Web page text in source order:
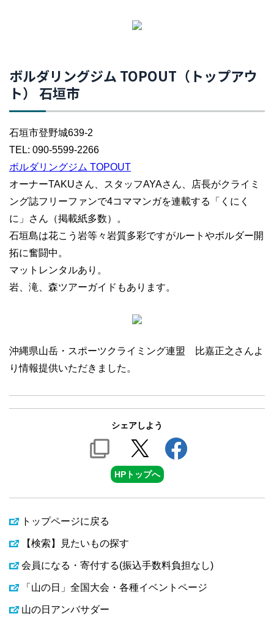
ボルダリングジム TOPOUT（トップアウ
ト） 石垣市
石垣市登野城639-2
TEL: 090-5599-2266
ボルダリングジム TOPOUT
オーナーTAKUさん、スタッフAYAさん、店長がクライミ
ング誌フリーファンで4コママンガを連載する「くにく
に」さん（掲載紙多数）。
石垣島は花こう岩等々岩質多彩ですがルートやボルダー開
拓に奮闘中。
マットレンタルあり。
岩、滝、森ツアーガイドもあります。
沖縄県山岳・スポーツクライミング連盟 比嘉正之さんよ
り情報提供いただきました。
シェアしよう
HPトップへ
トップページに戻る
【検索】見たいもの探す
会員になる・寄付する(振込手数料負担なし)
「山の日」全国大会・各種イベントページ
山の日アンバサダー